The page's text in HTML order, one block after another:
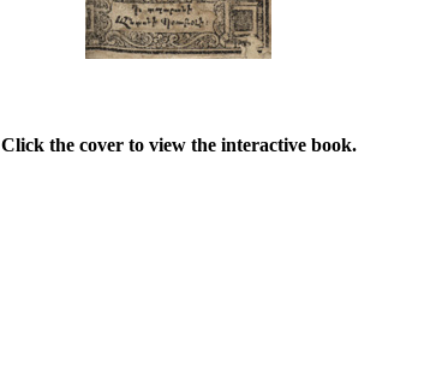
Click the cover to view the interactive book.